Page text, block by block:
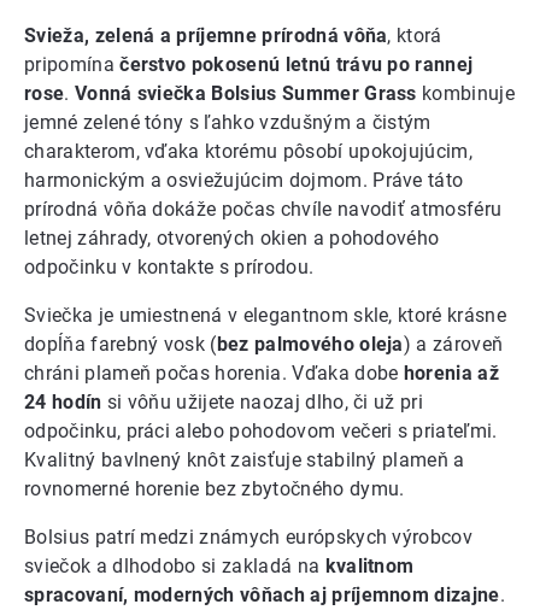
Svieža, zelená a príjemne prírodná vôňa, ktorá
pripomínačerstvo pokosenú letnú trávu po rannej
rose. Vonná sviečka Bolsius Summer Grass kombinuje
jemné zelené tóny s ľahko vzdušným a čistým
charakterom, vďaka ktorému pôsobí upokojujúcim,
harmonickým a osviežujúcim dojmom. Práve táto
prírodná vôňa dokáže počas chvíle navodiť atmosféru
letnej záhrady, otvorených okien a pohodového
odpočinku v kontakte s prírodou.
Sviečka je umiestnená v elegantnom skle, ktoré krásne
dopĺňa farebný vosk (bez palmového oleja) a zároveň
chráni plameň počas horenia. Vďaka dobe horenia až
24 hodín si vôňu užijete naozaj dlho, či už pri
odpočinku, práci alebo pohodovom večeri s priateľmi.
Kvalitný bavlnený knôt zaisťuje stabilný plameň a
rovnomerné horenie bez zbytočného dymu.
Bolsius patrí medzi známych európskych výrobcov
sviečok a dlhodobo si zakladá na kvalitnom
spracovaní, moderných vôňach aj príjemnom dizajne.